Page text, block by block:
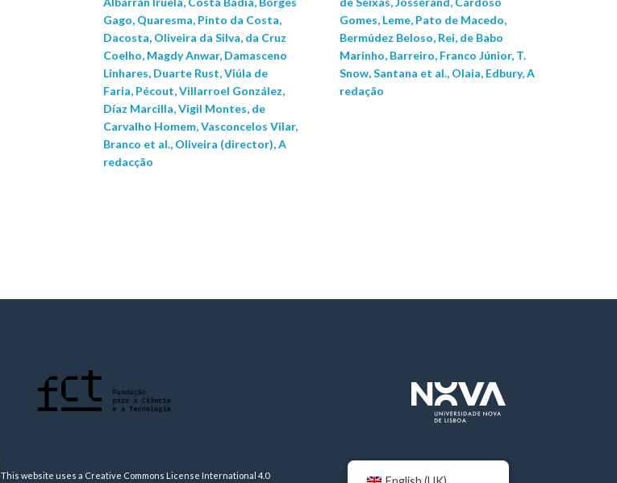
Gago, Quaresma, Pinto da Costa,
Dacosta, Oliveira da Silva, da Cruz
Coelho, Magdy Anwar, Damasceno
Linhares, Duarte Rust, Viúla de
Faria, Pécout, Villarroel González,
Díaz Marcilla, Vigil Montes, de
Carvalho Homem, Vasconcelos Vilar,
Branco et al., Oliveira (director), A
redacção
Gomes, Leme, Pato de Macedo,
Bermúdez Beloso, Rei, de Babo
Marinho, Barreiro, Franco Júnior, T.
Snow, Santana et al., Olaia, Edbury, A
redação
This website uses a Creative Commons License International 4.0